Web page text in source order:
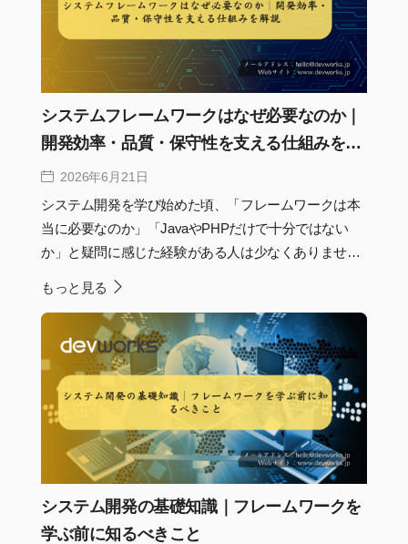
システムフレームワークはなぜ必要なのか｜
開発効率・品質・保守性を支える仕組みを解
説 2026年6月21日
システム開発を学び始めた頃、「フレームワークは本
当に必要なのか」「JavaやPHPだけで十分ではない
か」と疑問に感じた経験がある人は少なくありませ
ん。実際、小規模なツールであればフレームワークな
しでも開発できます。しかし、開発規模が大きくな
り、複数人で保守を続けることを考えると、共通ルー
ルや再利用可能な仕組みがなければ品質を維持するこ
とは難しくなります。現在、多くのシステム開発でフ
レームワークが採用されているのは、単に開発を楽に
するためではなく、長期的な保守や品質を支える土台
として重要な役割を果たしているためです。
もっと見る
システム開発の基礎知識｜フレームワークを
学ぶ前に知るべきこと